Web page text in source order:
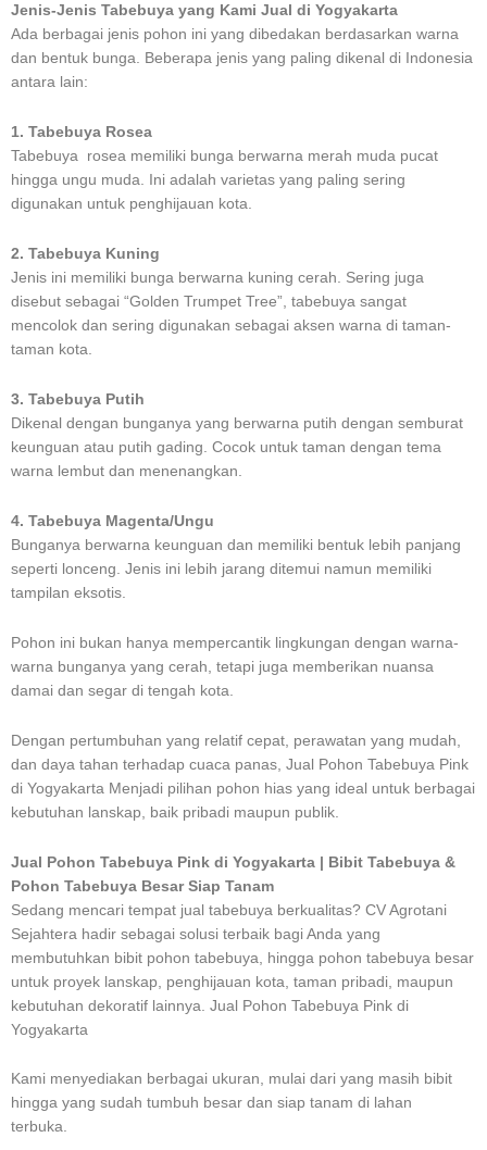
Jenis-Jenis Tabebuya yang Kami Jual di Yogyakarta
Ada berbagai jenis pohon ini yang dibedakan berdasarkan warna
dan bentuk bunga. Beberapa jenis yang paling dikenal di Indonesia
antara lain:
1. Tabebuya Rosea
Tabebuya rosea memiliki bunga berwarna merah muda pucat
hingga ungu muda. Ini adalah varietas yang paling sering
digunakan untuk penghijauan kota.
2. Tabebuya Kuning
Jenis ini memiliki bunga berwarna kuning cerah. Sering juga
disebut sebagai “Golden Trumpet Tree”, tabebuya sangat
mencolok dan sering digunakan sebagai aksen warna di taman-
taman kota.
3. Tabebuya Putih
Dikenal dengan bunganya yang berwarna putih dengan semburat
keunguan atau putih gading. Cocok untuk taman dengan tema
warna lembut dan menenangkan.
4. Tabebuya Magenta/Ungu
Bunganya berwarna keunguan dan memiliki bentuk lebih panjang
seperti lonceng. Jenis ini lebih jarang ditemui namun memiliki
tampilan eksotis.
Pohon ini bukan hanya mempercantik lingkungan dengan warna-
warna bunganya yang cerah, tetapi juga memberikan nuansa
damai dan segar di tengah kota.
Dengan pertumbuhan yang relatif cepat, perawatan yang mudah,
dan daya tahan terhadap cuaca panas, Jual Pohon Tabebuya Pink
di Yogyakarta Menjadi pilihan pohon hias yang ideal untuk berbagai
kebutuhan lanskap, baik pribadi maupun publik.
Jual Pohon Tabebuya Pink di Yogyakarta | Bibit Tabebuya &
Pohon Tabebuya Besar Siap Tanam
Sedang mencari tempat jual tabebuya berkualitas? CV Agrotani
Sejahtera hadir sebagai solusi terbaik bagi Anda yang
membutuhkan bibit pohon tabebuya, hingga pohon tabebuya besar
untuk proyek lanskap, penghijauan kota, taman pribadi, maupun
kebutuhan dekoratif lainnya. Jual Pohon Tabebuya Pink di
Yogyakarta
Kami menyediakan berbagai ukuran, mulai dari yang masih bibit
hingga yang sudah tumbuh besar dan siap tanam di lahan
terbuka.